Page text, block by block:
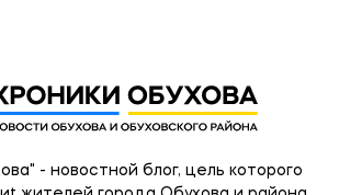
- новостной блог, цель которого